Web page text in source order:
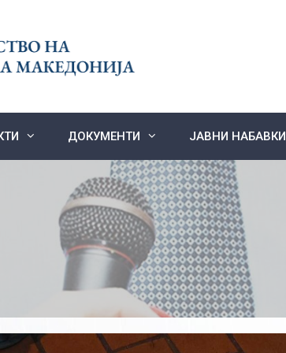
ДОКУМЕНТИ ЈАВНИ НАБАВКИ